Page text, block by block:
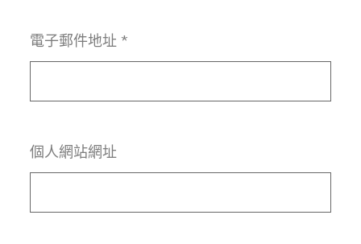
電子郵件地址 *
個人網站網址